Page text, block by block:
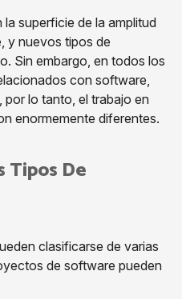
superficie de la amplitud
y nuevos tipos de
Sin embargo, en todos los
con software,
por lo tanto, el trabajo en
enormemente diferentes.
Tipos De
clasificarse de varias
de software pueden